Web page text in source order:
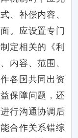
、补偿内容、
。应设置专门
定相关的《利
内容、范围、
各国共同出资
保障问题，还
行沟通协调后
合作关系错综